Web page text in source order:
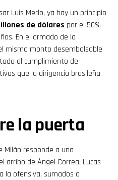
Luis Merlo, ya hay un principio
de dólares por el 50%
En el armado de la
mismo monto desembolsable
al cumplimiento de
que la dirigencia brasileña
la puerta
Milán responde a una
arribo de Ángel Correa, Lucas
la ofensiva, sumados a